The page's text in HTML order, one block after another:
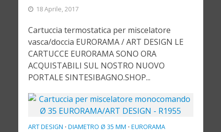
18 Aprile, 2017
Cartuccia termostatica per miscelatore
vasca/doccia EURORAMA / ART DESIGN LE
CARTUCCE EURORAMA SONO ORA
ACQUISTABILI SUL NOSTRO NUOVO
PORTALE SINTESIBAGNO.SHOP...
ART DESIGN • DIAMETRO Ø 35 MM • EURORAMA